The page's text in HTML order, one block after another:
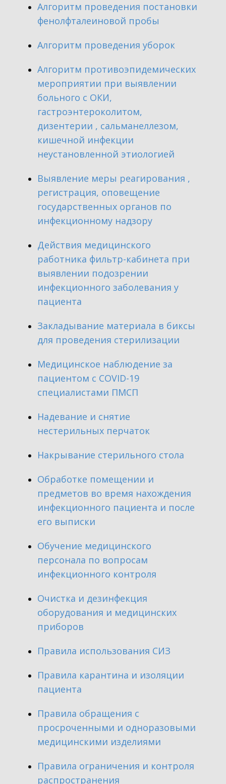
​Алгоритм проведения постановки
фенолфталеиновой пробы
​Алгоритм проведения уборок
​Алгоритм противоэпидемических
мероприятии при выявлении
больного с ОКИ,
гастроэнтероколитом,
дизентерии , сальманеллезом,
кишечной инфекции
неустановленной этиологией
​Выявление меры реагирования ,
регистрация, оповещение
государственных органов по
инфекционному надзору
​Действия медицинского
работника фильтр-кабинета при
выявлении подозрении
инфекционного заболевания у
пациента
​Закладывание материала в биксы
для проведения стерилизации
​Медицинское наблюдение за
пациентом с COVID-19
специалистами ПМСП
​Надевание и снятие
нестерильных перчаток
​Накрывание стерильного стола
​Обработке помещении и
предметов во время нахождения
инфекционного пациента и после
его выписки
​Обучение медицинского
персонала по вопросам
инфекционного контроля
​Очистка и дезинфекция
оборудования и медицинских
приборов
​Правила использования СИЗ
​Правила карантина и изоляции
пациента
​Правила обращения с
просроченными и одноразовыми
медицинскими изделиями
​Правила ограничения и контроля
распространения